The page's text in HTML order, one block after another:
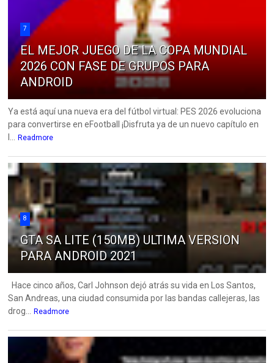
7
EL MEJOR JUEGO DE LA COPA MUNDIAL
2026 CON FASE DE GRUPOS PARA
ANDROID
Ya está aquí una nueva era del fútbol virtual: PES 2026 evoluciona
para convertirse en eFootball ¡Disfruta ya de un nuevo capítulo en
l... Readmore
8
GTA SA LITE (150MB) ULTIMA VERSION
PARA ANDROID 2021
Hace cinco años, Carl Johnson dejó atrás su vida en Los Santos,
San Andreas, una ciudad consumida por las bandas callejeras, las
drog... Readmore